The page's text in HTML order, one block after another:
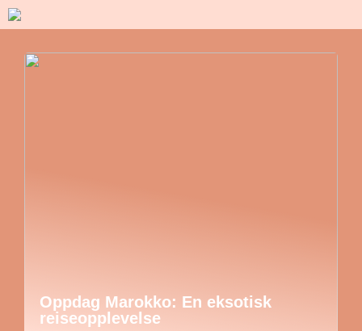
Oppdag Marokko: En eksotisk
reiseopplevelse